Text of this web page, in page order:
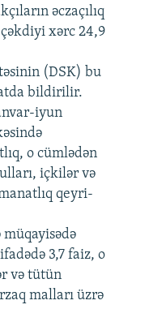
480p
360p
480p
720p
1080p
əczaçılıq
xərc 24,9
(DSK) bu
bildirilir.
iyun
o cümlədən
içkilər və
qeyri-
3,7 faiz, o
və tütün
malları üzrə